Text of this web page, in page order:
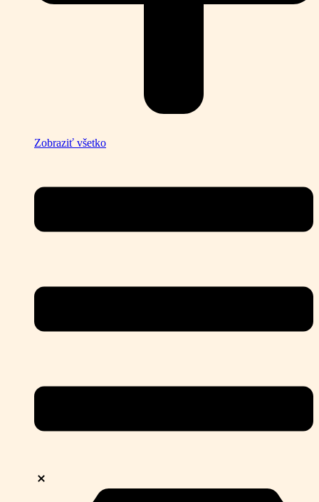
Zobraziť všetko